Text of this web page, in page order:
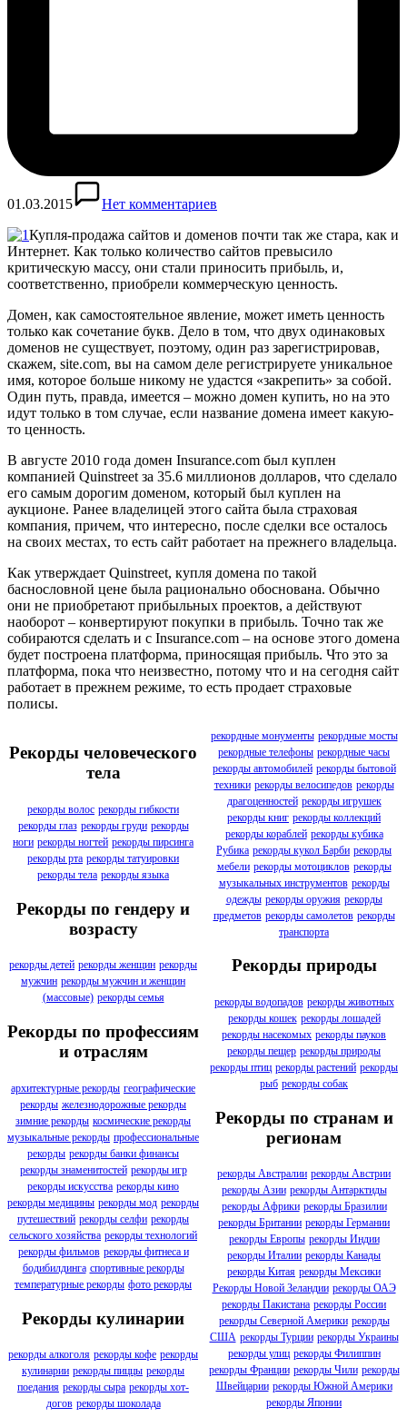
01.03.2015
Нет комментариев
Купля-продажа сайтов и доменов почти так же стара, как и
Интернет. Как только количество сайтов превысило
критическую массу, они стали приносить прибыль, и,
соответственно, приобрели коммерческую ценность.
Домен, как самостоятельное явление, может иметь ценность
только как сочетание букв. Дело в том, что двух одинаковых
доменов не существует, поэтому, один раз зарегистрировав,
скажем, site.com, вы на самом деле регистрируете уникальное
имя, которое больше никому не удастся «закрепить» за собой.
Один путь, правда, имеется – можно домен купить, но на это
идут только в том случае, если название домена имеет какую-
то ценность.
В августе 2010 года домен Insurance.com был куплен
компанией Quinstreet за 35.6 миллионов долларов, что сделало
его самым дорогим доменом, который был куплен на
аукционе. Ранее владелицей этого сайта была страховая
компания, причем, что интересно, после сделки все осталось
на своих местах, то есть сайт работает на прежнего владельца.
Как утверждает Quinstreet, купля домена по такой
баснословной цене была рационально обоснована. Обычно
они не приобретают прибыльных проектов, а действуют
наоборот – конвертируют покупки в прибыль. Точно так же
собираются сделать и с Insurance.com – на основе этого домена
будет построена платформа, приносящая прибыль. Что это за
платформа, пока что неизвестно, потому что и на сегодня сайт
работает в прежнем режиме, то есть продает страховые
полисы.
Рекорды человеческого
тела
рекорды волос рекорды гибкости
рекорды глаз рекорды груди рекорды
ноги рекорды ногтей рекорды пирсинга
рекорды рта рекорды татуировки
рекорды тела рекорды языка
Рекорды по гендеру и
возрасту
рекорды детей рекорды женщин рекорды
мужчин рекорды мужчин и женщин
(массовые) рекорды семья
Рекорды по профессиям
и отраслям
архитектурные рекорды географические
рекорды железнодорожные рекорды
зимние рекорды космические рекорды
музыкальные рекорды профессиональные
рекорды рекорды банки финансы
рекорды знаменитостей рекорды игр
рекорды искусства рекорды кино
рекорды медицины рекорды мод рекорды
путешествий рекорды селфи рекорды
сельского хозяйства рекорды технологий
рекорды фильмов рекорды фитнеса и
бодибилдинга спортивные рекорды
температурные рекорды фото рекорды
Рекорды кулинарии
рекорды алкоголя рекорды кофе рекорды
кулинарии рекорды пиццы рекорды
поедания рекорды сыра рекорды хот-
догов рекорды шоколада
рекордные монументы рекордные мосты
рекордные телефоны рекордные часы
рекорды автомобилей рекорды бытовой
техники рекорды велосипедов рекорды
драгоценностей рекорды игрушек
рекорды книг рекорды коллекций
рекорды кораблей рекорды кубика
Рубика рекорды кукол Барби рекорды
мебели рекорды мотоциклов рекорды
музыкальных инструментов рекорды
одежды рекорды оружия рекорды
предметов рекорды самолетов рекорды
транспорта
Рекорды природы
рекорды водопадов рекорды животных
рекорды кошек рекорды лошадей
рекорды насекомых рекорды пауков
рекорды пещер рекорды природы
рекорды птиц рекорды растений рекорды
рыб рекорды собак
Рекорды по странам и
регионам
рекорды Австралии рекорды Австрии
рекорды Азии рекорды Антарктиды
рекорды Африки рекорды Бразилии
рекорды Британии рекорды Германии
рекорды Европы рекорды Индии
рекорды Италии рекорды Канады
рекорды Китая рекорды Мексики
Рекорды Новой Зеландии рекорды ОАЭ
рекорды Пакистана рекорды России
рекорды Северной Америки рекорды
США рекорды Турции рекорды Украины
рекорды улиц рекорды Филиппин
рекорды Франции рекорды Чили рекорды
Швейцарии рекорды Южной Америки
рекорды Японии